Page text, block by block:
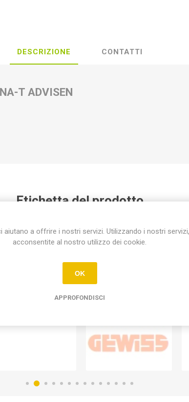
DESCRIZIONE CONTATTI
T ADVISEN
Etichetta del prodotto
aiutano a offrire i nostri servizi. Utilizzando i nostri servizi,
acconsentite al nostro utilizzo dei cookie.
OK
APPROFONDISCI